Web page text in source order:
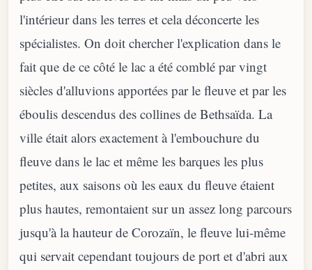
l'intérieur dans les terres et cela déconcerte les
spécialistes. On doit chercher l'explication dans le
fait que de ce côté le lac a été comblé par vingt
siècles d'alluvions apportées par le fleuve et par les
éboulis descendus des collines de Bethsaïda. La
ville était alors exactement à l'embouchure du
fleuve dans le lac et même les barques les plus
petites, aux saisons où les eaux du fleuve étaient
plus hautes, remontaient sur un assez long parcours
jusqu'à la hauteur de Corozaïn, le fleuve lui-même
qui servait cependant toujours de port et d'abri aux